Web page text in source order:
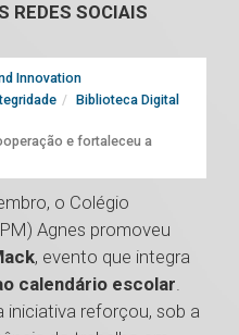
REDES SOCIAIS
Innovation
Biblioteca Digital
e fortaleceu a
o Colégio
Agnes promoveu
, evento que integra
calendário escolar.
iniciativa reforçou, sob a